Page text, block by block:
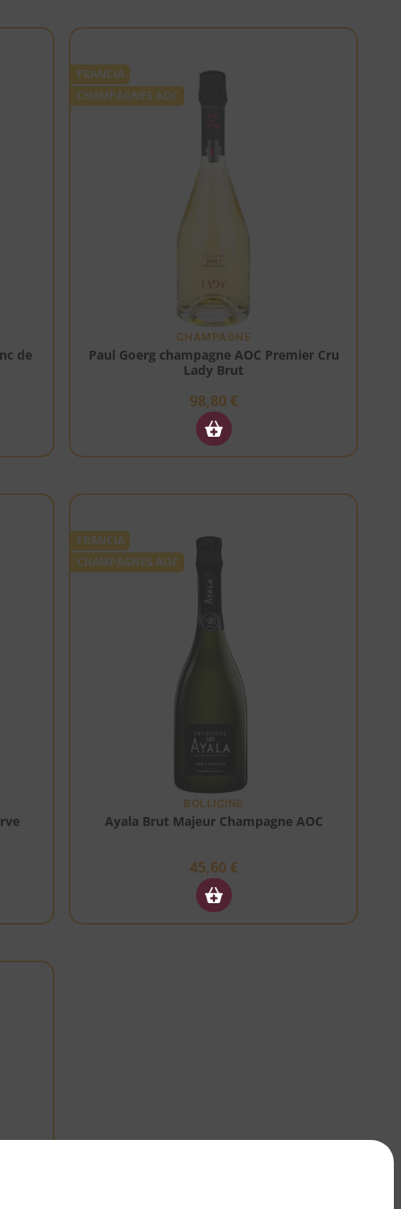
de
FRANCIA
CHAMPAGNES AOC
CHAMPAGNE
Paul Goerg champagne AOC Premier Cru
Lady Brut
98,80 €
FRANCIA
CHAMPAGNES AOC
BOLLICINE
Ayala Brut Majeur Champagne AOC
45,60 €